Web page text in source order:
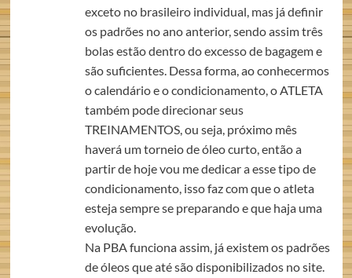
exceto no brasileiro individual, mas já definir
os padrões no ano anterior, sendo assim três
bolas estão dentro do excesso de bagagem e
são suficientes. Dessa forma, ao conhecermos
o calendário e o condicionamento, o ATLETA
também pode direcionar seus
TREINAMENTOS, ou seja, próximo mês
haverá um torneio de óleo curto, então a
partir de hoje vou me dedicar a esse tipo de
condicionamento, isso faz com que o atleta
esteja sempre se preparando e que haja uma
evolução.
Na PBA funciona assim, já existem os padrões
de óleos que até são disponibilizados no site.